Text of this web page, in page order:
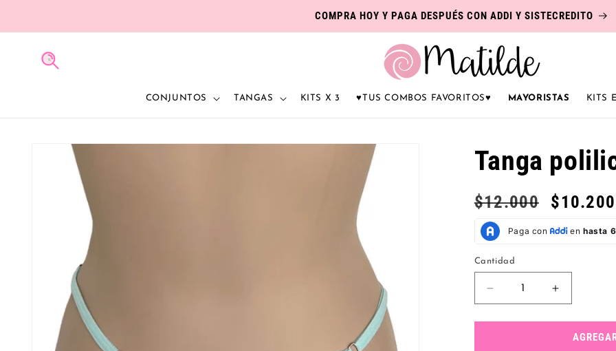
COMPRA HOY Y PAGA DESPUÉS CON ADDI Y SISTECREDITO
CONJUNTOS TANGAS KITS X 3 ♥️TUS COMBOS FAVORITOS♥️ MAYORISTAS KITS
DIRECTAMENTE
INFORMACIÓN
DEL PRODUCTO
Tanga
Precio
$12.000
Precio
oferta
$10.200
Cantidad
Reducir
cantidad
para
Aumentar
cantidad
para
Tanga